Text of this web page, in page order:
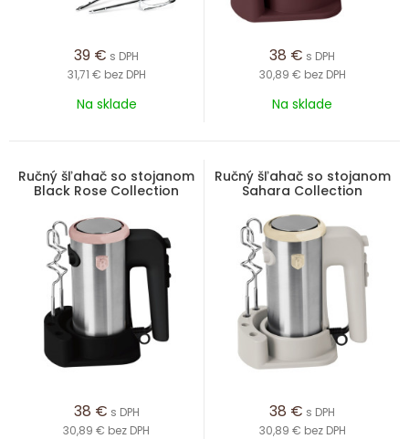
39 € s DPH
31,71 € bez DPH
Na sklade
38 € s DPH
30,89 € bez DPH
Na sklade
Ručný šľahač so stojanom
Black Rose Collection
38 € s DPH
30,89 € bez DPH
Ručný šľahač so stojanom
Sahara Collection
38 € s DPH
30,89 € bez DPH